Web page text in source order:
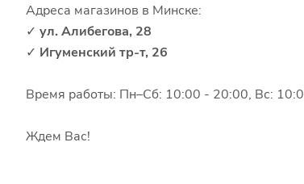
Адреса магазинов в Минске:
✓ ул. Алибегова, 28
✓ Игуменский тр-т, 26
Время работы: Пн–Сб: 10:00 - 20:00, Вс:
Ждем Вас!